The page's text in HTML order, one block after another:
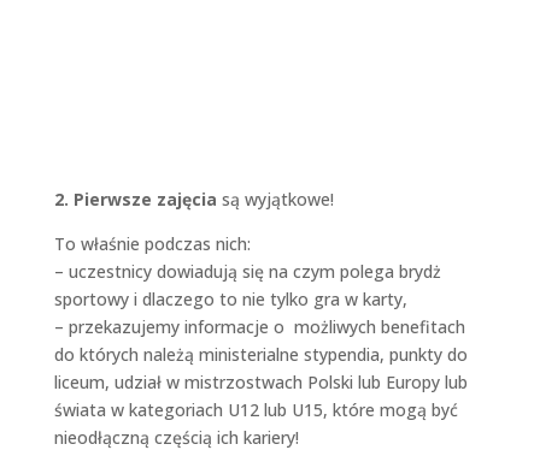
2. Pierwsze zajęcia są wyjątkowe!
To właśnie podczas nich:
– uczestnicy dowiadują się na czym polega brydż
sportowy i dlaczego to nie tylko gra w karty,
– przekazujemy informacje o możliwych benefitach
do których należą ministerialne stypendia, punkty do
liceum, udział w mistrzostwach Polski lub Europy lub
świata w kategoriach U12 lub U15, które mogą być
nieodłączną częścią ich kariery!